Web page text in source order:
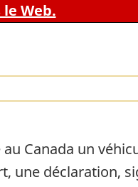
Web.
Canada un
une déclaration,